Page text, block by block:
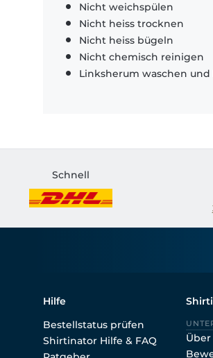
Nicht weichspülen
Nicht heiss trocknen
Nicht heiss bügeln
Nicht chemisch reinigen
Linksherum waschen
Schnell
Hilfe
Bestellstatus prüfen
Shirtinator Hilfe & FAQ